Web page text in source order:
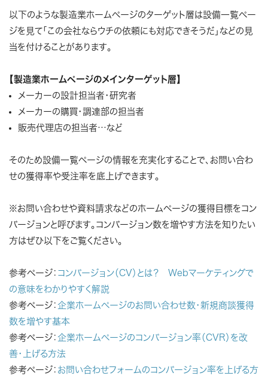
以下のような製造業ホームページのターゲット層は設備一覧ペー
ジを見て「この会社ならウチの依頼にも対応できそうだ」などの見
当を付けることがあります。
【製造業ホームページのメインターゲット層】
メーカーの設計担当者・研究者
メーカーの購買・調達部の担当者
販売代理店の担当者…など
そのため設備一覧ページの情報を充実化することで、お問い合わ
せの獲得率や受注率を底上げできます。
※お問い合わせや資料請求などのホームページの獲得目標をコン
バージョンと呼びます。コンバージョン数を増やす方法を知りたい
方はぜひ以下をご覧ください。
参考ページ： コンバージョン（CV）とは？ Webマーケティングで
の意味をわかりやすく解説
参考ページ： 企業ホームページのお問い合わせ数・新規商談獲得
数を増やす基本
参考ページ： 企業ホームページのコンバージョン率（CVR）を改
善・上げる方法
参考ページ： お問い合わせフォームのコンバージョン率を上げる方